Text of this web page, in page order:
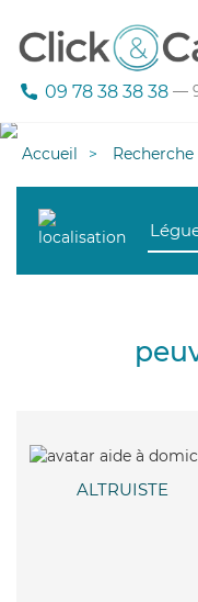
09 78 38 38 38 —
Accueil
ALTRUISTE